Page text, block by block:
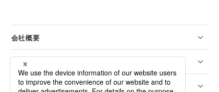
会社概要
リーガル
カスタマーサービス